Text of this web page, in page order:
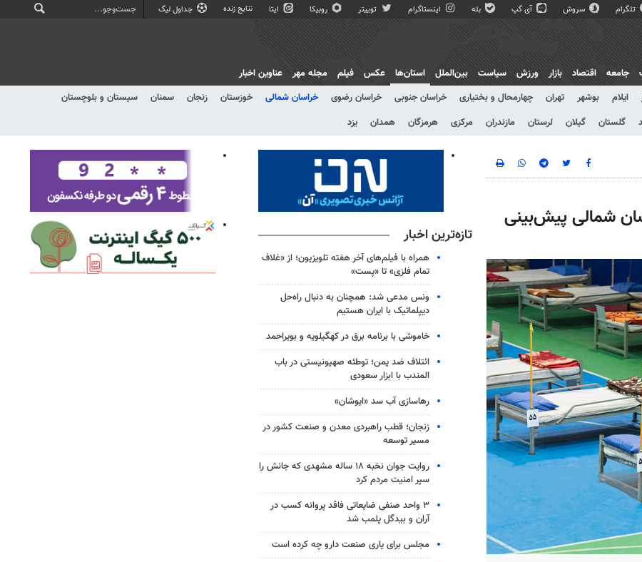
تلگرام سروش آی گپ بله اینستاگرام توییتر روبیکا ایتا نتایج زنده جداول لیگ
جامعه اقتصاد بازار ورزش سیاست بین‌الملل
استان‌ها
ایلام بوشهر تهران چهارمحال و بختیاری خراسان جنوبی خراسان رضوی خراسان شمالی خوزستان زنجان سمنان
سیستان و بلوچستان
گلستان گیلان لرستان مازندران مرکزی هرمزگان همدان یزد
عکس فیلم مجله مهر عناوین اخبار
شمالی پیش‌بینی
تازه‌ترین اخبار
همراه با فیلم‌های آخر هفته تلویزیون؛ از «غلاف
تمام فلزی» تا «پست»
ونس مدعی شد: همچنان به دنبال راه‌حل
دیپلماتیک با ایران هستیم
خاموشی با برنامه برق در کهگیلویه و بویراحمد
ائتلاف ضد یمن؛ توطئه صهیونیستی در باب
المندب با ابزار سعودی
رهاسازی آب سد «ایوشان»
زنجان؛ قطب راهبردی معدن و صنعت کشور در
مسیر توسعه
روایت جوان نخبه ۱۸ ساله مشهدی که جانش را
سپر امنیت مردم کرد
۳ واحد صنفی ضایعاتی فاقد پروانه کسب در
آران و بیدگل پلمب شد
مجلس برای یاری صنعت دارو چه کرده است